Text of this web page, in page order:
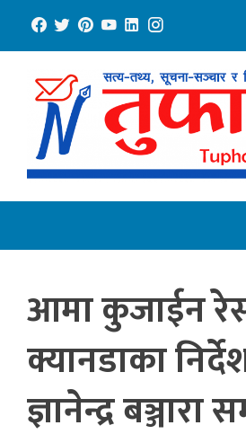
content
आमा कुजाईन
क्यानडाका
ज्ञानेन्द्र बञ्जारा